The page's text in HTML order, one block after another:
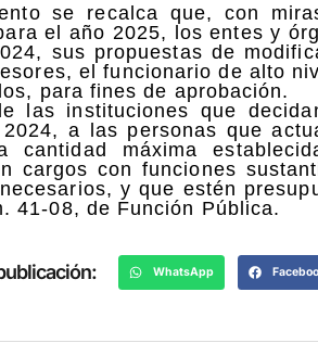
se recalca que, con
el año 2025, los entes y
sus propuestas de
el funcionario de alto
para fines de aprobación.
las instituciones que
a las personas que
cantidad máxima
cargos con funciones
y que estén
41-08, de Función Pública.
WhatsApp